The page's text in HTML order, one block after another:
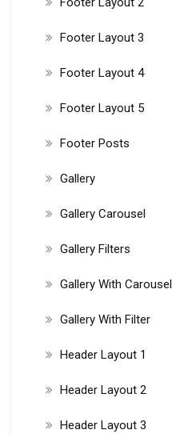
Footer Layout 3
Footer Layout 4
Footer Layout 5
Footer Posts
Gallery
Gallery Carousel
Gallery Filters
Gallery With Carousel
Gallery With Filter
Header Layout 1
Header Layout 2
Header Layout 3